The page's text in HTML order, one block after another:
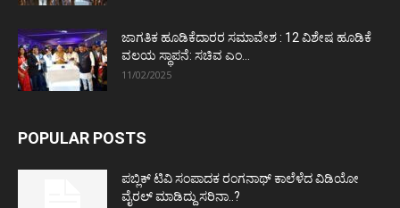
ಜಾಗತಿಕ ಹೂಡಿಕೆದಾರರ ಸಮಾವೇಶ : 12 ವಿಶೇಷ ಹೂಡಿಕೆ
ವಲಯ ಸ್ಥಾಪನೆ: ಸಚಿವ ಎಂ...
11/02/2025
POPULAR POSTS
ಪಬ್ಲಿಕ್ ಟಿವಿ ಸಂಪಾದಕ ರಂಗನಾಥ್ ಕಾಲೆಳೆದ ವಿಡಿಯೋ
ವೈರಲ್ ಮಾಡಿದ್ದು ಸರಿನಾ..?